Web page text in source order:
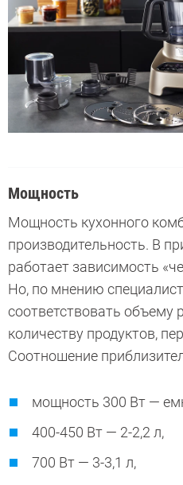
Мощность
Мощность кухонного
производительность. В
работает зависимость
Но, по мнению
соответствовать объему
количеству продуктов,
Соотношение
мощность 300 Вт —
400-450 Вт — 2-2,2 л,
700 Вт — 3-3,1 л,